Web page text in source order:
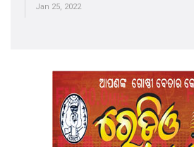
Jan 25, 2022